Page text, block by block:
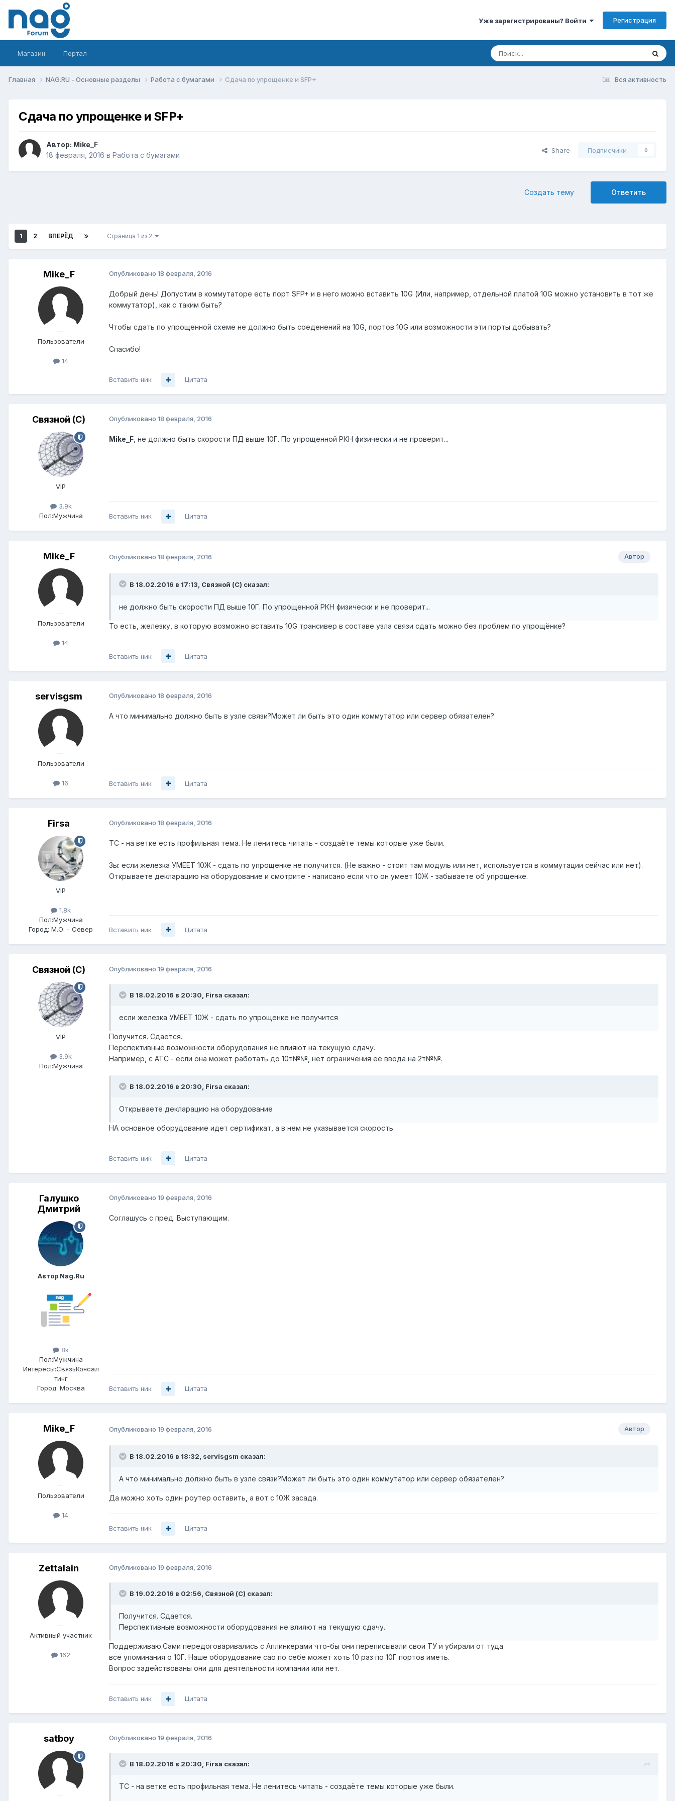
Уже зарегистрированы? Войти Регистрация
Магазин Портал
Вся активность
Главная NAG.RU - Основные разделы Работа с бумагами Сдача по упрощенке и SFP+
Сдача по упрощенке и SFP+
Автор: Mike_F
18 февраля, 2016 в Работа с бумагами
Share Подписчики 0
Ответить
Создать тему
1 2 ВПЕРЁД Страница 1 из 2
Mike_F
Пользователи
14
Опубликовано 18 февраля, 2016
Добрый день! Допустим в коммутаторе есть порт SFP+ и в него можно вставить 10G (Или, например, отдельной платой 10G можно установить в тот же
коммутатор), как с таким быть?
Чтобы сдать по упрощенной схеме не должно быть соеденений на 10G, портов 10G или возможности эти порты добывать?
Спасибо!
Вставить ник Цитата
Связной (С)
VIP
3.9k
Пол:Мужчина
Опубликовано 18 февраля, 2016
Mike_F , не должно быть скорости ПД выше 10Г. По упрощенной РКН физически и не проверит...
Вставить ник Цитата
Mike_F
Пользователи
14
Автор
Опубликовано 18 февраля, 2016
В 18.02.2016 в 17:13, Связной (С) сказал:
не должно быть скорости ПД выше 10Г. По упрощенной РКН физически и не проверит...
То есть, железку, в которую возможно вставить 10G трансивер в составе узла связи сдать можно без проблем по упрощёнке?
Вставить ник Цитата
servisgsm
Пользователи
16
Опубликовано 18 февраля, 2016
А что минимально должно быть в узле связи?Может ли быть это один коммутатор или сервер обязателен?
Вставить ник Цитата
Firsa
VIP
1.8k
Пол:Мужчина
Город: М.О. - Север
Опубликовано 18 февраля, 2016
ТС - на ветке есть профильная тема. Не ленитесь читать - создаёте темы которые уже были.
Зы: если железка УМЕЕТ 10Ж - сдать по упрощенке не получится. (Не важно - стоит там модуль или нет, используется в коммутации сейчас или нет).
Открываете декларацию на оборудование и смотрите - написано если что он умеет 10Ж - забываете об упрощенке.
Вставить ник Цитата
Связной (С)
VIP
3.9k
Пол:Мужчина
Опубликовано 19 февраля, 2016
В 18.02.2016 в 20:30, Firsa сказал:
если железка УМЕЕТ 10Ж - сдать по упрощенке не получится
Получится. Сдается.
Перспективные возможности оборудования не влияют на текущую сдачу.
Например, с АТС - если она может работать до 10т№№, нет ограничения ее ввода на 2т№№.
В 18.02.2016 в 20:30, Firsa сказал:
Открываете декларацию на оборудование
НА основное оборудование идет сертификат, а в нем не указывается скорость.
Вставить ник Цитата
Галушко
Дмитрий
Автор Nag.Ru
8k
Пол:Мужчина
Интересы:СвязьКонсал
тинг
Город: Москва
Опубликовано 19 февраля, 2016
Соглашусь с пред. Выступающим.
Вставить ник Цитата
Mike_F
Пользователи
14
Автор
Опубликовано 19 февраля, 2016
В 18.02.2016 в 18:32, servisgsm сказал:
А что минимально должно быть в узле связи?Может ли быть это один коммутатор или сервер обязателен?
Да можно хоть один роутер оставить, а вот с 10Ж засада.
Вставить ник Цитата
Zettalain
Активный участник
162
Опубликовано 19 февраля, 2016
В 19.02.2016 в 02:56, Связной (С) сказал:
Получится. Сдается.
Перспективные возможности оборудования не влияют на текущую сдачу.
Поддерживаю.Сами передоговаривались с Аплинкерами что-бы они переписывали свои ТУ и убирали от туда
все упоминания о 10Г. Наше оборудование сао по себе может хоть 10 раз по 10Г портов иметь.
Вопрос задействованы они для деятельности компании или нет.
Вставить ник Цитата
satboy Опубликовано 19 февраля, 2016
В 18.02.2016 в 20:30, Firsa сказал:
ТС - на ветке есть профильная тема. Не ленитесь читать - создаёте темы которые уже были.